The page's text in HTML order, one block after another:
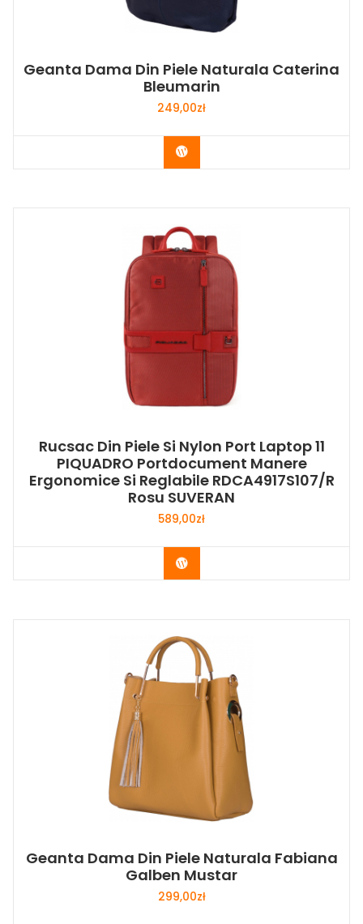
Geanta Dama Din Piele Naturala Caterina
Bleumarin
249,00zł
Buy Now
Rucsac Din Piele Si Nylon Port Laptop 11
PIQUADRO Portdocument Manere
Ergonomice Si Reglabile RDCA4917S107/R
Rosu SUVERAN
589,00zł
Buy Now
Geanta Dama Din Piele Naturala Fabiana
Galben Mustar
299,00zł